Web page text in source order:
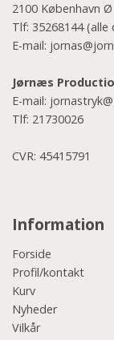
2100 København Ø
Tlf: 35268144(alle
E-mail:
Jørnæs
E-mail:
Tlf: 21730026
CVR: 45415791
Information
Forside
Profil/kontakt
Kurv
Nyheder
Vilkår